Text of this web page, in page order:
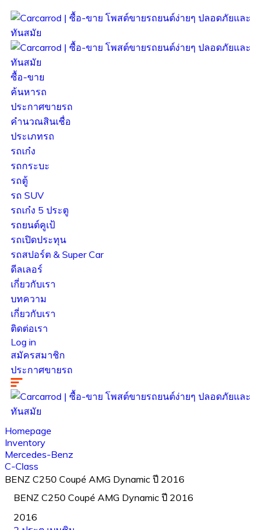
ซื้อ-ขาย
ค้นหารถ
ประกาศขายรถ
คำนวณสินเชื่อ
ประเภทรถ
รถเก๋ง
รถกระบะ
รถตู้
รถ SUV
รถเก๋ง 5 ประตู
รถยนต์คูเป้
รถเปิดประทุน
รถสปอร์ต & Super Car
ดีลเลอร์
เกี่ยวกับเรา
บทความ
เกี่ยวกับเรา
ติดต่อเรา
Log in
สมัครสมาชิก
ประกาศขายรถ
Homepage
Inventory
Mercedes-Benz
C-Class
BENZ C250 Coupé AMG Dynamic ปี 2016
BENZ C250 Coupé AMG Dynamic ปี 2016
2016